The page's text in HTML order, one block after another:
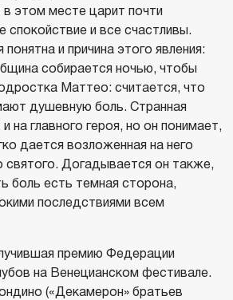
этом месте царит почти
спокойствие и все счастливы.
и причина этого явления:
собирается ночью, чтобы
Маттео: считается, что
душевную боль. Странная
на главного героя, но он понимает,
дается возложенная на него
святого. Догадывается он также,
боль есть темная сторона,
последствиями всем
премию Федерации
на Венецианском фестивале.
(«Декамерон» братьев